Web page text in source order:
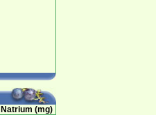
Natrium (mg)